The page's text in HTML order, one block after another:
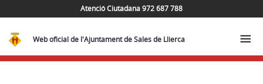
Atenció Ciutadana 972 687 788
Web oficial de l'Ajuntament de Sales de Llierca